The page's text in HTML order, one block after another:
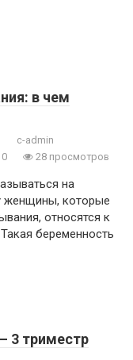
в чем
c-admin
0
28 просмотров
на
женщины, которые
относятся к
беременность
3 триместр